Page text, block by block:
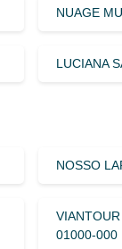
NUAGE
LUCIANA
NOSSO
01000-000